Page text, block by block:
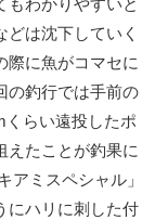
もわかりやすいと
は沈下していく
際に魚がコマセに
の釣行では手前の
くらい遠投したポ
えたことが釣果に
アミスペシャル」
にハリに刺した付